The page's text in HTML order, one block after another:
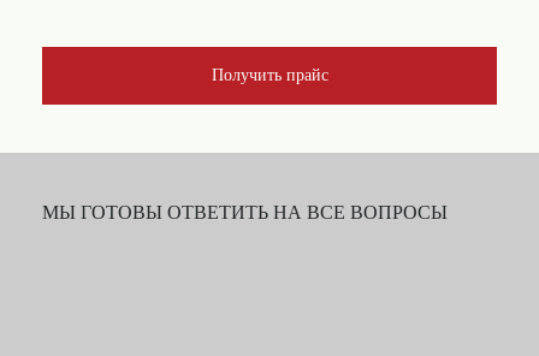
Получить прайс
МЫ ГОТОВЫ ОТВЕТИТЬ НА ВСЕ ВОПРОСЫ